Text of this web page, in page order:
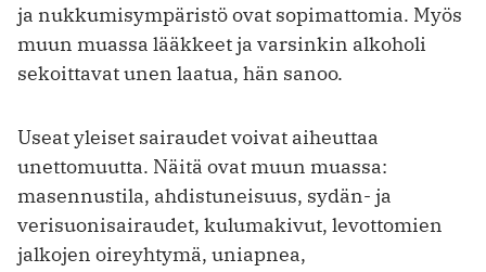
ja nukkumisympäristö ovat sopimattomia. Myös
muun muassa lääkkeet ja varsinkin alkoholi
sekoittavat unen laatua, hän sanoo.
Useat yleiset sairaudet voivat aiheuttaa
unettomuutta. Näitä ovat muun muassa:
masennustila, ahdistuneisuus, sydän- ja
verisuonisairaudet, kulumakivut, levottomien
jalkojen oireyhtymä, uniapnea,